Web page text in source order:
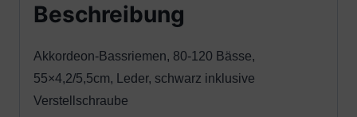
Beschreibung
Akkordeon-Bassriemen, 80-120 Bässe,
55×4,2/5,5cm, Leder, schwarz inklusive
Verstellschraube